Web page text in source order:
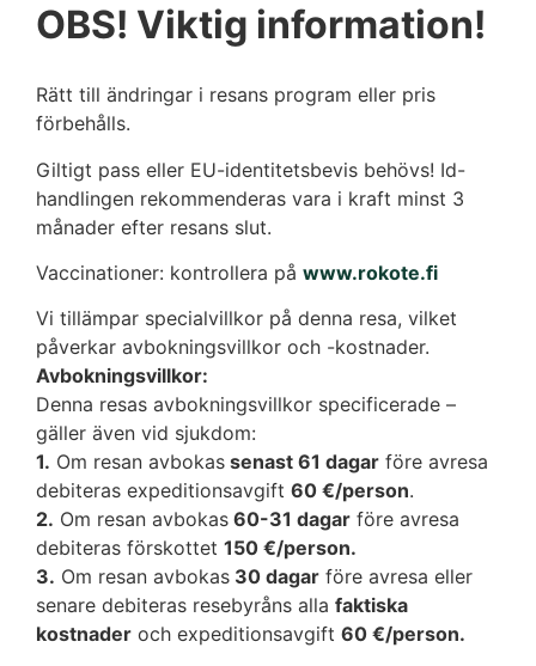
OBS! Viktig information!
Rätt till ändringar i resans program eller pris
förbehålls.
Giltigt pass eller EU-identitetsbevis behövs! Id-
handlingen rekommenderas vara i kraft minst 3
månader efter resans slut.
Vaccinationer: kontrollera på www.rokote.fi
Vi tillämpar specialvillkor på denna resa, vilket
påverkar avbokningsvillkor och -kostnader.
Avbokningsvillkor:
Denna resas avbokningsvillkor specificerade –
gäller även vid sjukdom:
1. Om resan avbokas senast 61 dagar före avresa
debiteras expeditionsavgift 60 €/person.
2. Om resan avbokas 60-31 dagar före avresa
debiteras förskottet 150 €/person.
3. Om resan avbokas 30 dagar före avresa eller
senare debiteras resebyråns alla faktiska
kostnader och expeditionsavgift 60 €/person.